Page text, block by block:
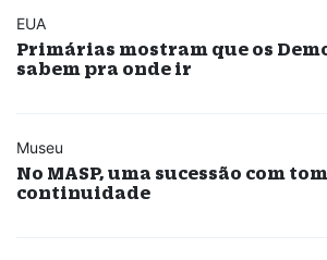
EUA
Primárias mostram que os
sabem pra onde ir
Museu
No MASP, uma sucessão com
continuidade